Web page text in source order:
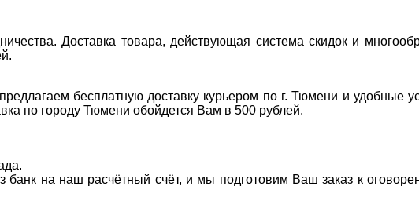
Доставка товара, действующая система скидок и
бесплатную доставку курьером по г. Тюмени и удобные
по городу Тюмени обойдется Вам в 500 рублей.
банк на наш расчётный счёт, и мы подготовим Ваш заказ к